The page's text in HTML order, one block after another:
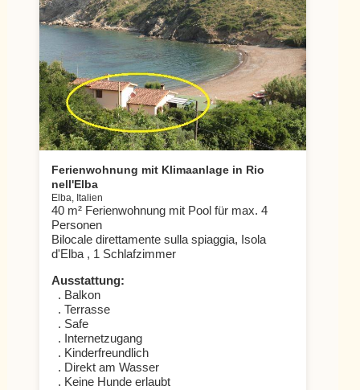
Ferienwohnung mit Klimaanlage in Rio
nell'Elba
Elba, Italien
40 m² Ferienwohnung mit Pool für max. 4
Personen
Bilocale direttamente sulla spiaggia, Isola
d'Elba , 1 Schlafzimmer
Ausstattung:
. Balkon
. Terrasse
. Safe
. Internetzugang
. Kinderfreundlich
. Direkt am Wasser
. Keine Hunde erlaubt